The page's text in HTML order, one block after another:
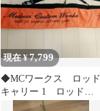
現在 ¥7,799
◆MCワークス ロッド
キャリー 1 ロッドケ
ース 日本製 サンセ